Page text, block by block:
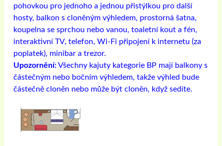
pohovkou pro jednoho a jednou přistýlkou ​​pro další
hosty, balkon s cloněným výhledem, prostorná šatna,
koupelna se sprchou nebo vanou, toaletní kout a fén,
interaktivní TV, telefon, Wi-Fi připojení k internetu (za
poplatek), minibar a trezor.
Upozornění:Všechny kajuty kategorie BP mají balkony s
částečným nebo bočním výhledem, takže výhled bude
částečně cloněn nebo může být cloněn, když sedíte.